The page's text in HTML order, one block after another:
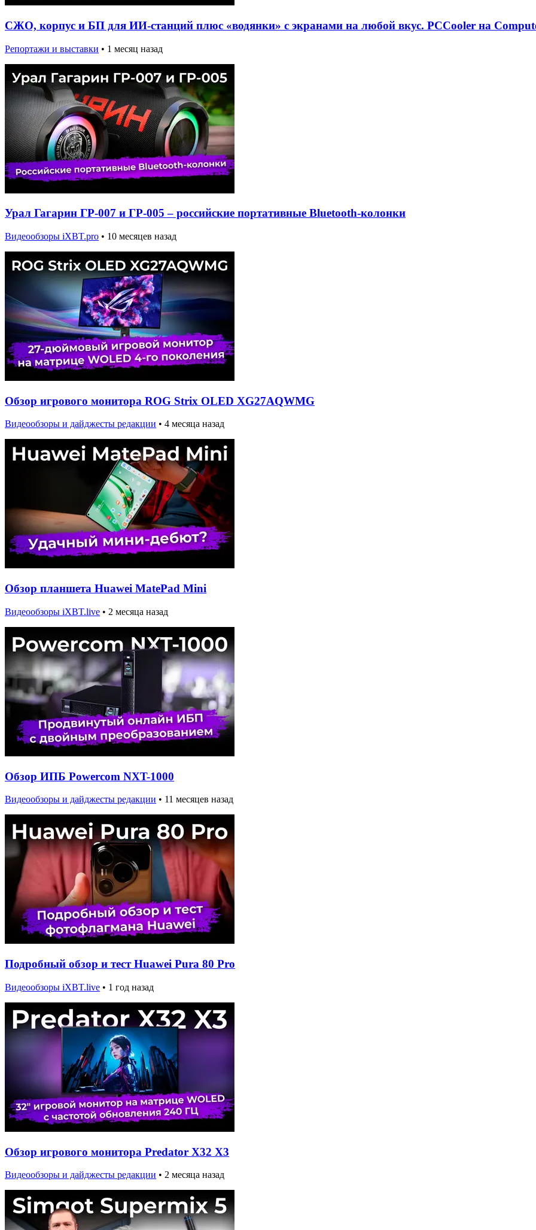
СЖО, корпус и БП для ИИ-станций плюс «водянки» с экранами на любой вкус. PCCooler на
Репортажи и выставки • 1 месяц назад
Урал Гагарин ГР-007 и ГР-005 – российские портативные Bluetooth-колонки
Видеообзоры iXBT.pro • 10 месяцев назад
Обзор игрового монитора ROG Strix OLED XG27AQWMG
Видеообзоры и дайджесты редакции • 4 месяца назад
Обзор планшета Huawei MatePad Mini
Видеообзоры iXBT.live • 2 месяца назад
Обзор ИПБ Powercom NXT-1000
Видеообзоры и дайджесты редакции • 11 месяцев назад
Подробный обзор и тест Huawei Pura 80 Pro
Видеообзоры iXBT.live • 1 год назад
Обзор игрового монитора Predator X32 X3
Видеообзоры и дайджесты редакции • 2 месяца назад